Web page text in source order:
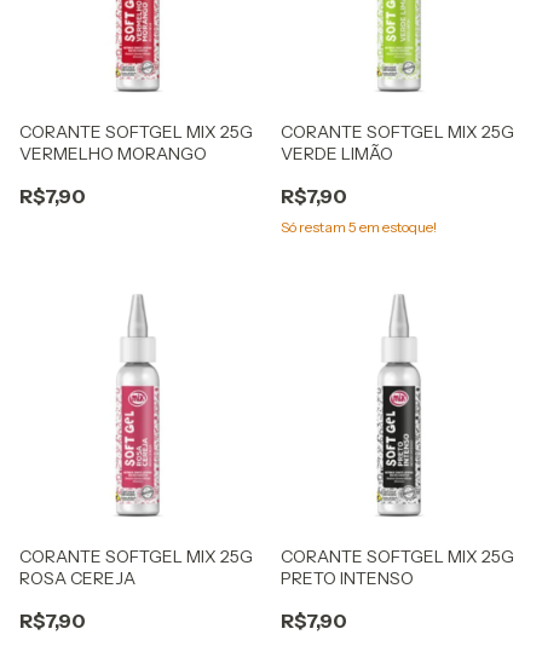
CORANTE SOFTGEL MIX 25G
VERMELHO MORANGO
R$7,90
CORANTE SOFTGEL MIX 25G
VERDE LIMÃO
R$7,90
Só restam 5 em estoque!
CORANTE SOFTGEL MIX 25G
ROSA CEREJA
R$7,90
CORANTE SOFTGEL MIX 25G
PRETO INTENSO
R$7,90